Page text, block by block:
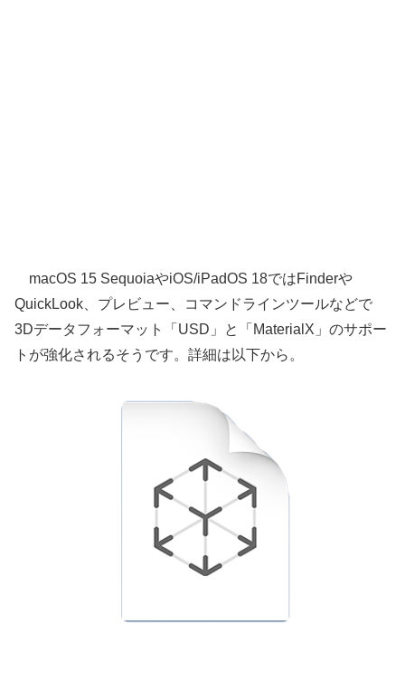
macOS 15 SequoiaやiOS/iPadOS 18ではFinderや
QuickLook、プレビュー、コマンドラインツールなどで
3Dデータフォーマット「USD」と「MaterialX」のサポー
トが強化されるそうです。詳細は以下から。